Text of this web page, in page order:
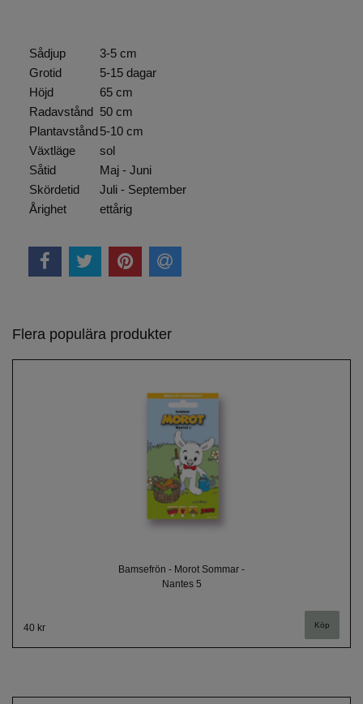
Sådjup
3-5 cm
Grotid
5-15 dagar
Höjd
65 cm
Radavstånd 50 cm
Plantavstånd5-10 cm
Växtläge
sol
Såtid
Maj - Juni
Skördetid
Juli - September
Årighet
ettårig
Flera populära produkter
Bamsefrön - Morot Sommar -
Nantes 5
40 kr